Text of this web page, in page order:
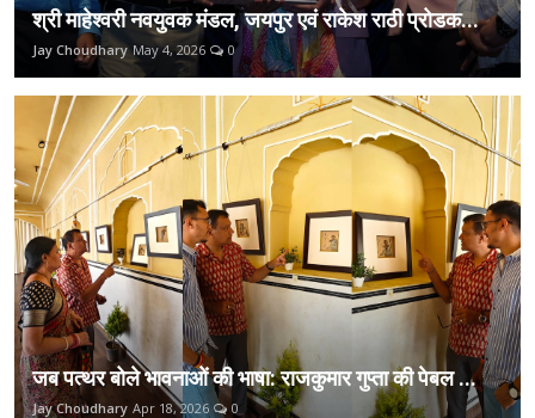
श्री माहेश्वरी नवयुवक मंडल, जयपुर एवं राकेश राठी प्रोडक...
Jay Choudhary May 4, 2026 0
जब पत्थर बोले भावनाओं की भाषा: राजकुमार गुप्ता की पेबल ...
Jay Choudhary Apr 18, 2026 0